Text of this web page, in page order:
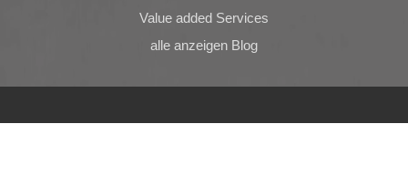
Value added Services
alle anzeigen Blog